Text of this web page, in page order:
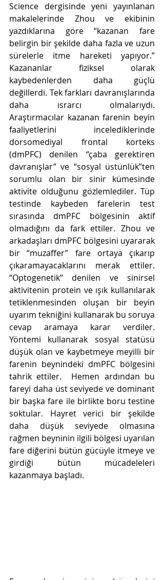
Science dergisinde yeni yayınlanan
makalelerinde Zhou ve ekibinin
yazdıklarına göre “kazanan fare
belirgin bir şekilde daha fazla ve uzun
sürelerle itme hareketi yapıyor.”
Kazananlar fiziksel olarak
kaybedenlerden daha güçlü
değillerdi. Tek farkları davranışlarında
daha ısrarcı olmalarıydı.
Araştırmacılar kazanan farenin beyin
faaliyetlerini incelediklerinde
dorsomediyal frontal korteks
(dmPFC) denilen “çaba gerektiren
davranışlar” ve “sosyal üstünlük”ten
sorumlu olan bir sinir kümesinde
aktivite olduğunu gözlemlediler. Tüp
testinde kaybeden farelerin test
sırasında dmPFC bölgesinin aktif
olmadığını da fark ettiler. Zhou ve
arkadaşları dmPFC bölgesini uyararak
bir “muzaffer” fare ortaya çıkarıp
çıkaramayacaklarını merak ettiler.
“Optogenetik” denilen ve sinirsel
aktivitenin protein ve ışık kullanılarak
tetiklenmesinden oluşan bir beyin
uyarım tekniğini kullanarak bu soruya
cevap aramaya karar verdiler.
Yöntemi kullanarak sosyal statüsü
düşük olan ve kaybetmeye meyilli bir
farenin beynindeki dmPFC bölgesini
tahrik ettiler.  Hemen ardından bu
fareyi daha üst seviyede ve dominant
bir başka fare ile birlikte boru testine
soktular. Hayret verici bir şekilde
daha düşük seviyede olmasına
rağmen beyninin ilgili bölgesi uyarılan
fare diğerini bütün gücüyle itmeye ve
girdiği bütün mücadeleleri
kazanmaya başladı.